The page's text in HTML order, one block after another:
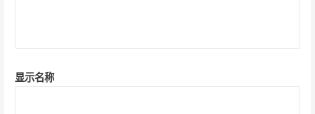
显示名称